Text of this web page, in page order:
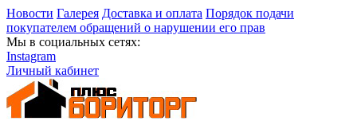
Новости Галерея Доставка и оплата Порядок подачи
покупателем обращений о нарушении его прав
Мы в социальных сетях:
Instagram
Личный кабинет